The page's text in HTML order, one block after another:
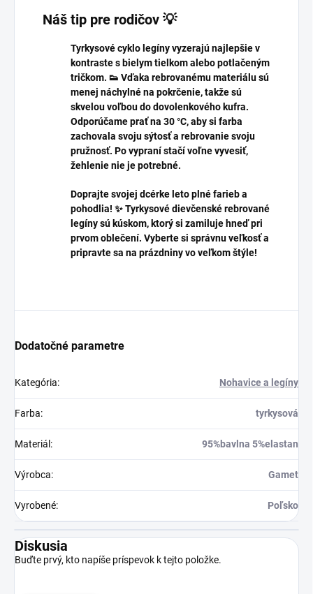
Náš tip pre rodičov 💡
Tyrkysové cyklo legíny vyzerajú najlepšie v
kontraste s bielym tielkom alebo potlačeným
tričkom. 👟 Vďaka rebrovanému materiálu sú
menej náchylné na pokrčenie, takže sú
skvelou voľbou do dovolenkového kufra.
Odporúčame prať na 30 °C, aby si farba
zachovala svoju sýtosť a rebrovanie svoju
pružnosť. Po vypraní stačí voľne vyvesiť,
žehlenie nie je potrebné.
Doprajte svojej dcérke leto plné farieb a
pohodlia! ✨ Tyrkysové dievčenské rebrované
legíny sú kúskom, ktorý si zamiluje hneď pri
prvom oblečení. Vyberte si správnu veľkosť a
pripravte sa na prázdniny vo veľkom štýle!
Dodatočné parametre
Kategória: Nohavice a legíny
Farba: tyrkysová
Materiál : 95%bavlna 5%elastan
Výrobca: Gamet
Vyrobené: Poľsko
Diskusia
Buďte prvý, kto napíše príspevok k tejto položke.